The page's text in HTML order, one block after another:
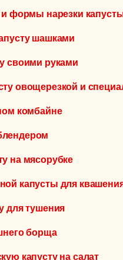
формы нарезки
шашками
своими руками
овощерезкой и
комбайне
на мясорубке
капусты для
для тушения
борща
капусту на салат